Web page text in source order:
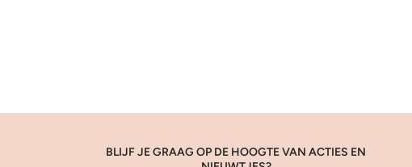
BLIJF JE GRAAG OP DE HOOGTE VAN ACTIES EN